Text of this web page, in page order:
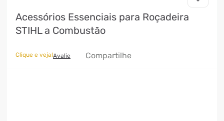
Acessórios Essenciais para Roçadeira
STIHL a Combustão
Clique e veja!Avalie Compartilhe
2º
fogão
3 º
freezer
4º
forno